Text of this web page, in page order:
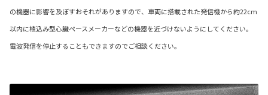
の機器に影響を及ぼすおそれがありますので、車両に搭載された発信機から約22cm
以内に植込み型心臓ペースメーカーなどの機器を近づけないようにしてください。
電波発信を停止することもできますのでご相談ください。